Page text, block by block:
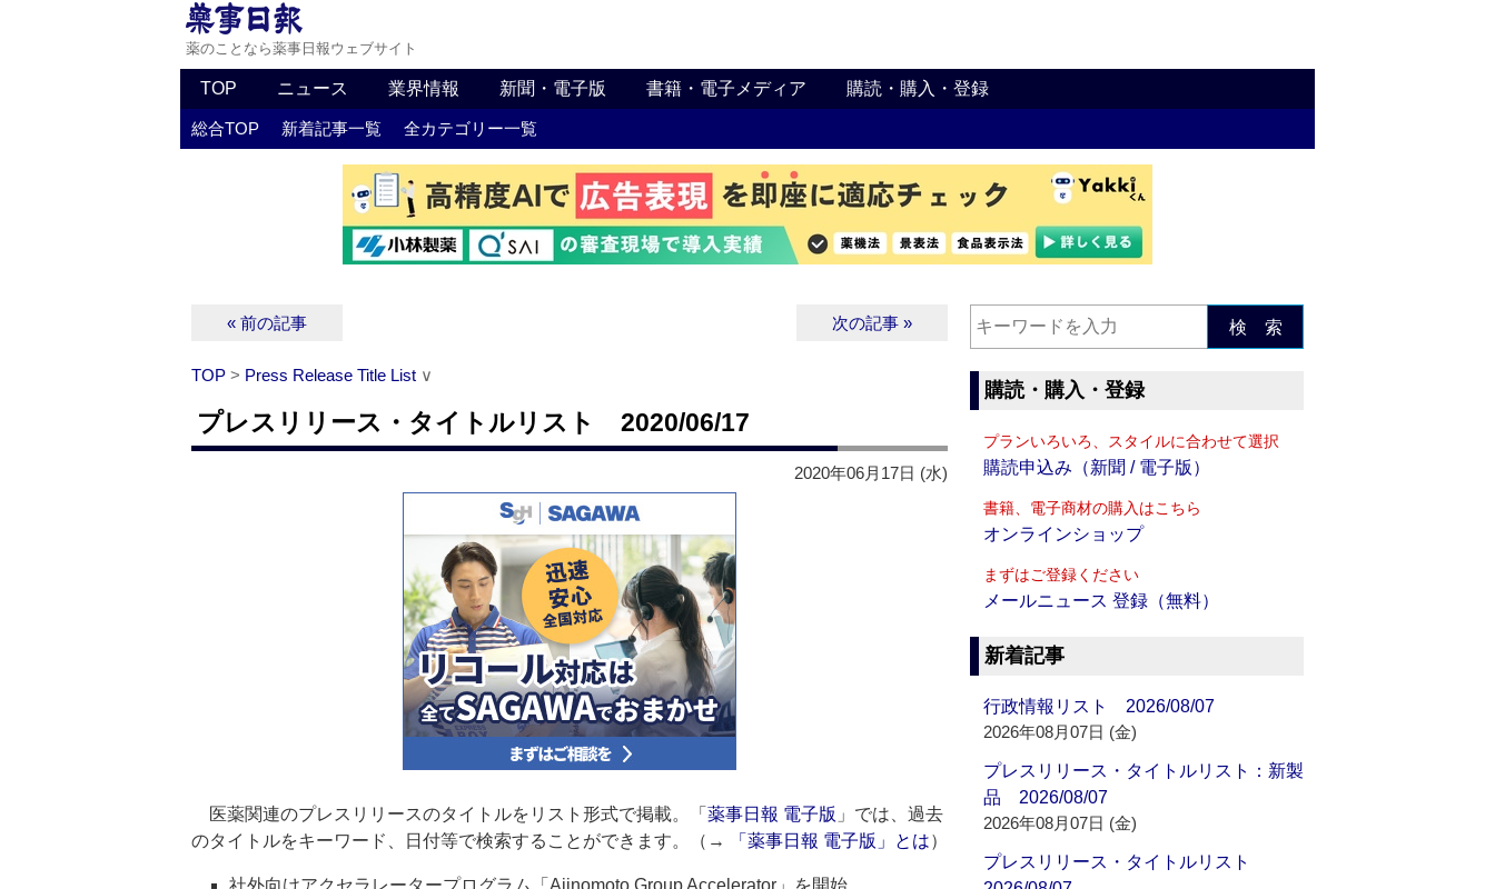
薬のことなら薬事日報ウェブサイト
TOP ニュース 業界情報 新聞・電子版 書籍・電子メディア 購読・購入・登録
総合TOP 新着記事一覧 全カテゴリー一覧
« 前の記事 次の記事 »
TOP > Press Release Title List ∨
プレスリリース・タイトルリスト 2020/06/17
2020年06月17日 (水)
医薬関連のプレスリリースのタイトルをリスト形式で掲載。「 薬事日報 電子版 」では、過去
のタイトルをキーワード、日付等で検索することができます。（→
「薬事日報 電子版」とは）
社外向けアクセラレータープログラム「Ajinomoto Group Accelerator」を開始
検 索
購読・購入・登録
プランいろいろ、スタイルに合わせて選択
購読申込み（新聞 / 電子版）
書籍、電子商材の購入はこちら
オンラインショップ
まずはご登録ください
メールニュース 登録（無料）
新着記事
行政情報リスト 2026/08/07
2026年08月07日 (金)
プレスリリース・タイトルリスト：新製
品 2026/08/07
2026年08月07日 (金)
プレスリリース・タイトルリスト